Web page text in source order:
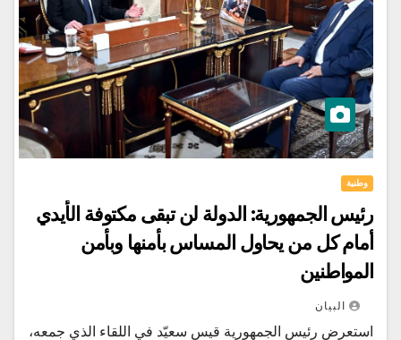
وطنية
رئيس الجمهورية: الدولة لن تبقى مكتوفة الأيدي
أمام كل من يحاول المساس بأمنها وبأمن
المواطنين
البيان
استعرض رئيس الجمهورية قيس سعيّد في اللقاء الذي جمعه،